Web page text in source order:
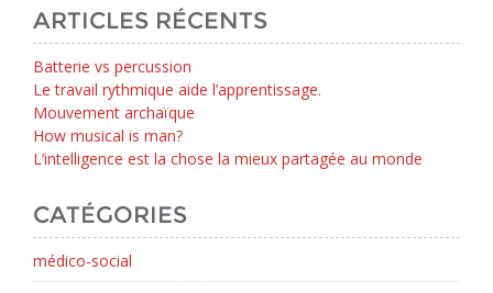
ARTICLES RÉCENTS
Batterie vs percussion
Le travail rythmique aide l’apprentissage.
Mouvement archaïque
How musical is man?
L’intelligence est la chose la mieux partagée au monde
CATÉGORIES
médico-social